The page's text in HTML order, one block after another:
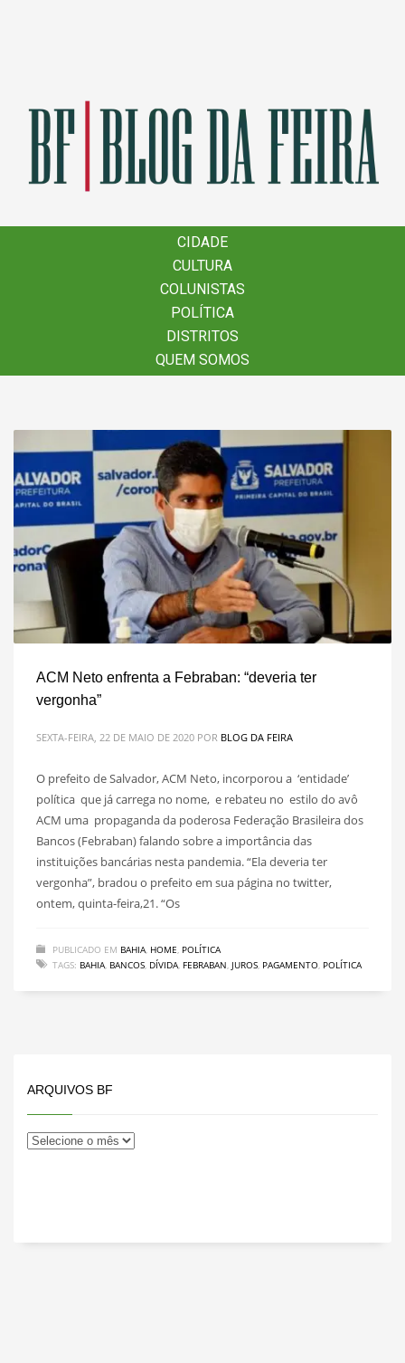
CIDADE
CULTURA
COLUNISTAS
POLÍTICA
DISTRITOS
QUEM SOMOS
CIDADE
CULTURA
COLUNISTAS
POLÍTICA
DISTRITOS
QUEM SOMOS
ACM Neto enfrenta a Febraban: “deveria ter
vergonha”
SEXTA-FEIRA, 22 DE MAIO DE 2020 POR BLOG DA FEIRA
O prefeito de Salvador, ACM Neto, incorporou a ‘entidade’
política que já carrega no nome, e rebateu no estilo do avô
ACM uma propaganda da poderosa Federação Brasileira dos
Bancos (Febraban) falando sobre a importância das
instituições bancárias nesta pandemia. “Ela deveria ter
vergonha”, bradou o prefeito em sua página no twitter,
ontem, quinta-feira,21. “Os
PUBLICADO EM BAHIA, HOME, POLÍTICA
TAGS: BAHIA, BANCOS, DÍVIDA, FEBRABAN, JUROS, PAGAMENTO, POLÍTICA
ARQUIVOS BF